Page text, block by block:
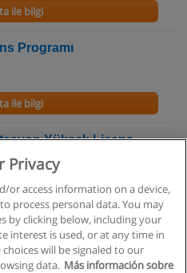
ile bilgi
Programı
ile bilgi
Yüksek Lisans
ile bilgi
Privacy
or access information on a device,
process personal data. You may
by clicking below, including your
interest is used, or at any time in
will be signaled to our
data. Más información sobre